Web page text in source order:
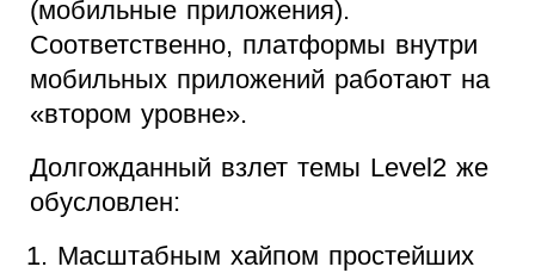
(мобильные приложения).
Соответственно, платформы внутри
мобильных приложений работают на
«втором уровне».
Долгожданный взлет темы Level2 же
обусловлен:
Масштабным хайпом простейших